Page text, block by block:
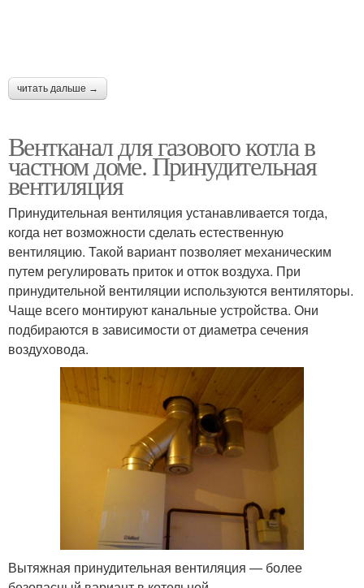
читать дальше →
Вентканал для газового котла в
частном доме. Принудительная
вентиляция
Принудительная вентиляция устанавливается тогда,
когда нет возможности сделать естественную
вентиляцию. Такой вариант позволяет механическим
путем регулировать приток и отток воздуха. При
принудительной вентиляции используются вентиляторы.
Чаще всего монтируют канальные устройства. Они
подбираются в зависимости от диаметра сечения
воздуховода.
Вытяжная принудительная вентиляция — более